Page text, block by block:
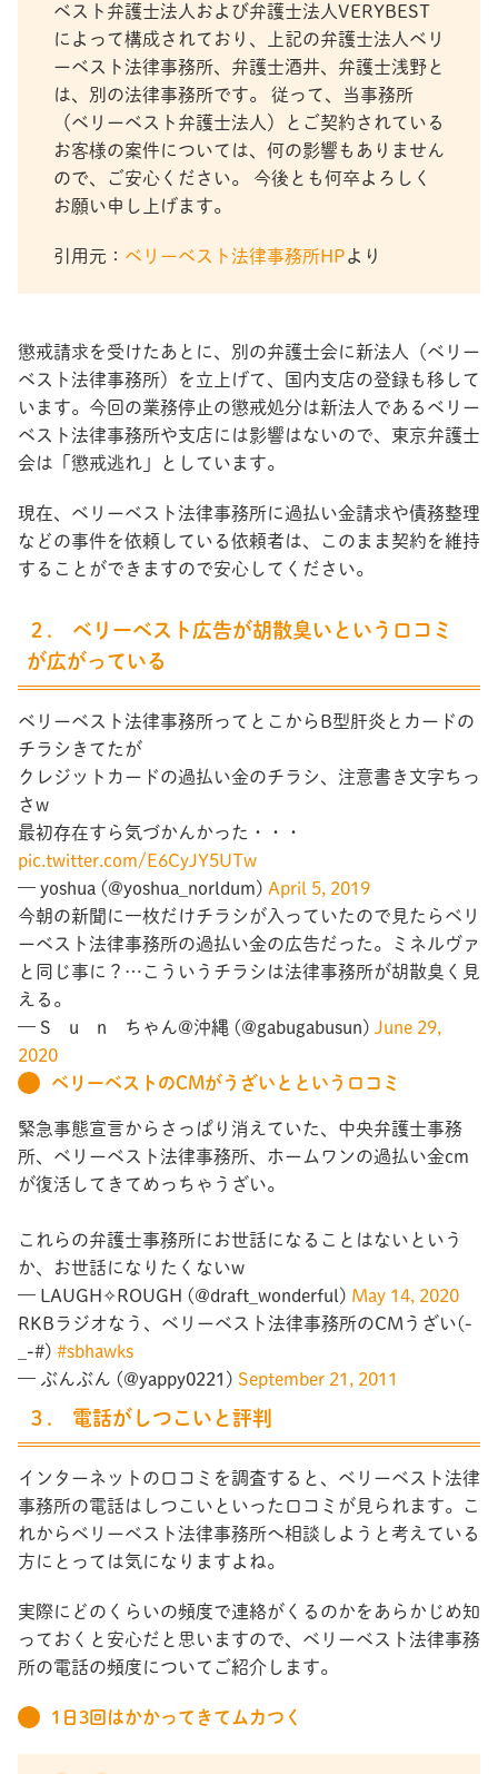
ベスト弁護士法人および弁護士法人VERYBEST
によって構成されており、上記の弁護士法人ベリ
ーベスト法律事務所、弁護士酒井、弁護士浅野と
は、別の法律事務所です。 従って、当事務所
（ベリーベスト弁護士法人）とご契約されている
お客様の案件については、何の影響もありません
ので、ご安心ください。 今後とも何卒よろしく
お願い申し上げます。
引用元： ベリーベスト法律事務所HPより
懲戒請求を受けたあとに、別の弁護士会に新法人（ベリー
ベスト法律事務所）を立上げて、国内支店の登録も移して
います。今回の業務停止の懲戒処分は新法人であるベリー
ベスト法律事務所や支店には影響はないので、東京弁護士
会は「懲戒逃れ」としています。
現在、ベリーベスト法律事務所に過払い金請求や債務整理
などの事件を依頼している依頼者は、このまま契約を維持
することができますので安心してください。
２. ベリーベスト広告が胡散臭いという口コミ
が広がっている
ベリーベスト法律事務所ってとこからB型肝炎とカードの
チラシきてたが
クレジットカードの過払い金のチラシ、注意書き文字ちっ
さw
最初存在すら気づかんかった・・・
pic.twitter.com/E6CyJY5UTw
— yoshua (@yoshua_norldum) April 5, 2019
今朝の新聞に一枚だけチラシが入っていたので見たらベリ
ーベスト法律事務所の過払い金の広告だった。ミネルヴァ
と同じ事に？…こういうチラシは法律事務所が胡散臭く見
える。
— S u n ちゃん@沖縄 (@gabugabusun) June 29,
2020
ベリーベストのCMがうざいとという口コミ
緊急事態宣言からさっぱり消えていた、中央弁護士事務
所、ベリーベスト法律事務所、ホームワンの過払い金cm
が復活してきてめっちゃうざい。
これらの弁護士事務所にお世話になることはないという
か、お世話になりたくないw
— LAUGH✧ROUGH (@draft_wonderful) May 14, 2020
RKBラジオなう、ベリーベスト法律事務所のCMうざい(-
_-#) #sbhawks
— ぶんぶん (@yappy0221) September 21, 2011
３. 電話がしつこいと評判
インターネットの口コミを調査すると、ベリーベスト法律
事務所の電話はしつこいといった口コミが見られます。こ
れからベリーベスト法律事務所へ相談しようと考えている
方にとっては気になりますよね。
実際にどのくらいの頻度で連絡がくるのかをあらかじめ知
っておくと安心だと思いますので、ベリーベスト法律事務
所の電話の頻度についてご紹介します。
1日3回はかかってきてムカつく